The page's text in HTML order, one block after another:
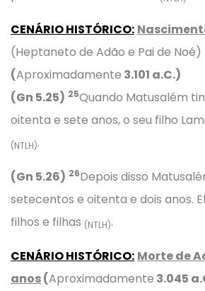
CENÁRIO HISTÓRICO:
(Heptaneto de Adão e Pai de Noé)
(Aproximadamente 3.101 a.C.)
(Gn 5.25) 25Quando Matusalém
oitenta e sete anos, o seu filho
(NTLH).
(Gn 5.26) 26Depois disso
setecentos e oitenta e dois anos.
filhos e filhas (NTLH).
CENÁRIO HISTÓRICO: Morte de
anos(Aproximadamente 3.045